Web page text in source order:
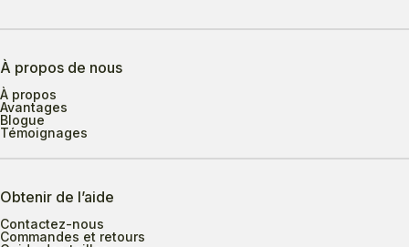
À propos de nous
À propos
Avantages
Blogue
Témoignages
Obtenir de l’aide
Contactez-nous
Commandes et retours